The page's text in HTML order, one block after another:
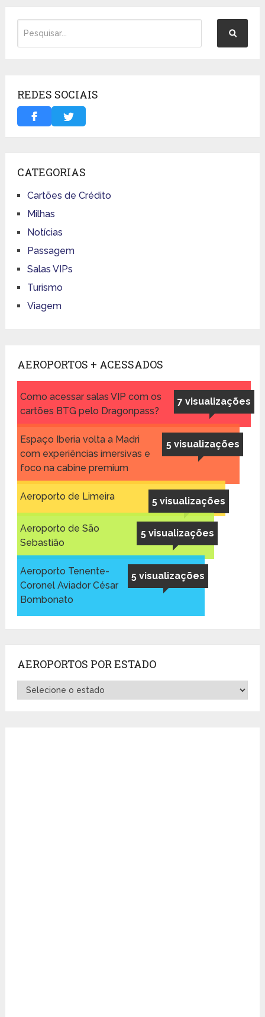
REDES SOCIAIS
CATEGORIAS
Cartões de Crédito
Milhas
Notícias
Passagem
Salas VIPs
Turismo
Viagem
AEROPORTOS + ACESSADOS
7 visualizações
Como acessar salas VIP com os
cartões BTG pelo Dragonpass?
5 visualizações
Espaço Iberia volta a Madri
com experiências imersivas e
foco na cabine premium
5 visualizações
Aeroporto de Limeira
5 visualizações
Aeroporto de São
Sebastião
5 visualizações
Aeroporto Tenente-
Coronel Aviador César
Bombonato
AEROPORTOS POR ESTADO
Aeroportos
por